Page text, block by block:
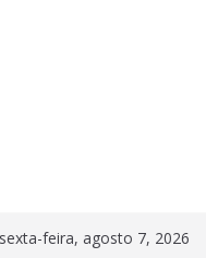
sexta-feira, agosto 7, 2026